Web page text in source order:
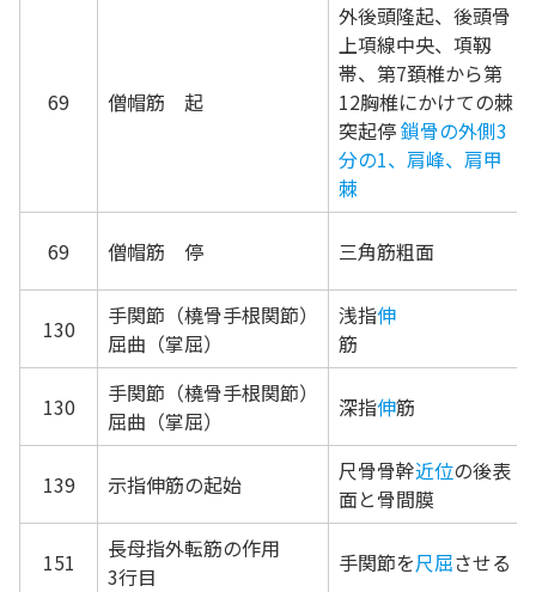
69 僧帽筋 起
外後頭隆起、後頭骨
上項線中央、項靱
帯、第7頚椎から第
12胸椎にかけての棘
突起停鎖骨の外側3
分の1、肩峰、肩甲
棘
69 僧帽筋 停 三角筋粗面
130
手関節（橈骨手根関節）
屈曲（掌屈）
浅指伸
筋
130
手関節（橈骨手根関節）
屈曲（掌屈）
深指伸筋
139 示指伸筋の起始 尺骨骨幹近位の後表
面と骨間膜
151
長母指外転筋の作用
3行目
手関節を尺屈させる